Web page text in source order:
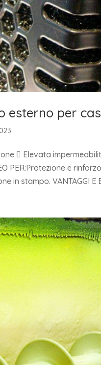
esterno per
 Elevata
PER:Protezione e
in stampo. VANTAGGI E